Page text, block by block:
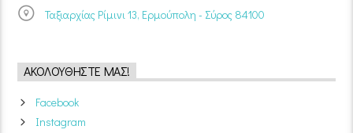
Ταξιαρχίας Ρίμινι 13, Ερμούπολη - Σύρος 84100
ΑΚΟΛΟΥΘΉΣΤΕ ΜΑΣ!
Facebook
Instagram